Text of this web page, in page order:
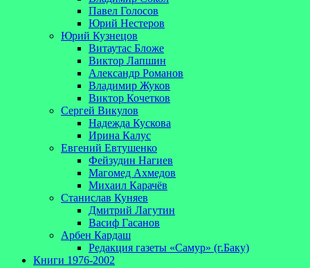
Павел Голосов
Юрий Нестеров
Юрий Кузнецов
Витаутас Бложе
Виктор Лапшин
Александр Романов
Владимир Жуков
Виктор Кочетков
Сергей Викулов
Надежда Кускова
Ирина Калус
Евгений Евтушенко
Фейзудин Нагиев
Магомед Ахмедов
Михаил Карачёв
Станислав Куняев
Дмитрий Лагутин
Васиф Гасанов
Арбен Кардаш
Редакция газеты «Самур» (г.Баку)
Книги 1976-2002